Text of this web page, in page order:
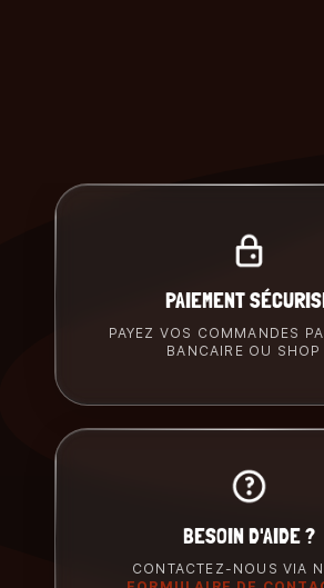
PAIEMENT
PAYEZ VOS COMMANDES
BANCAIRE OU SHOP
BESOIN D'AIDE ?
CONTACTEZ-NOUS VIA